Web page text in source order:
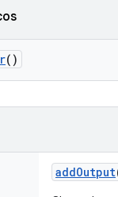
()
addOutput